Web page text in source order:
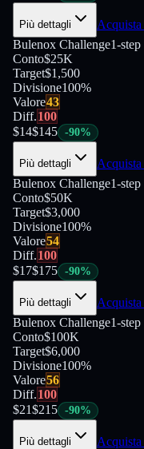
Più dettagli Acquista
Bulenox Challenge1-step
Conto$25K
Target$1,500
Divisione100%
Valore43
Diff.100
$14$145 -90%
Più dettagli Acquista
Bulenox Challenge1-step
Conto$50K
Target$3,000
Divisione100%
Valore54
Diff.100
$17$175 -90%
Più dettagli Acquista
Bulenox Challenge1-step
Conto$100K
Target$6,000
Divisione100%
Valore56
Diff.100
$21$215 -90%
Più dettagli Acquista